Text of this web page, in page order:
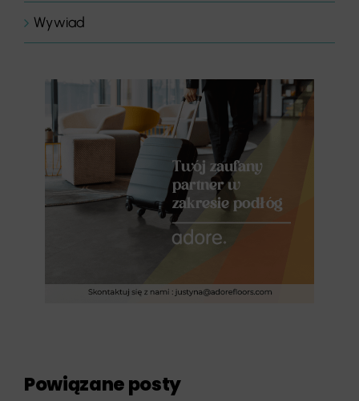
Wywiad
Powiązane posty